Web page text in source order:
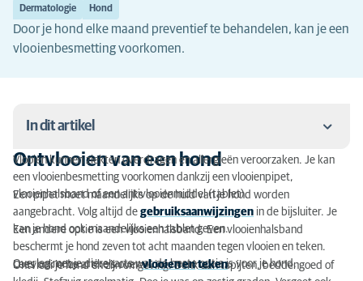
Dermatologie Hond
Door je hond elke maand preventief te behandelen, kan je een
vlooienbesmetting voorkomen.
In dit artikel
Ontvlooien van een hond
Hoe weet je of je hond last heeft van vlooien?
Gevaren vlooien voor hond
ESCCAP
Ontvlooien van een hond
Vlooien kunnen ziekten overdragen en allergieën veroorzaken. Je kan
een vlooienbesmetting voorkomen dankzij een vlooienpipet,
vlooienhalsband of een antivlooienmiddel (tablet).
Een pipet moet maandelijks op de huid van je hond worden
aangebracht. Volg altijd de gebruiksaanwijzingen in de bijsluiter. Je
kan je hond ook maandelijks een tablet geven.
Een andere optie is een vlooienhalsband. Een vlooienhalsband
beschermt je hond zeven tot acht maanden tegen vlooien en teken.
Overleg met je dierenarts wat de beste optie is voor je hond.
Lees ook onze artikels overvlooien en teken.
Ontvlooi je hond en zijn omgeving. Denk aan tapijten, beddengoed of